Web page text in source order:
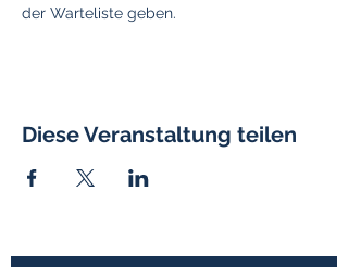
der Warteliste geben.
Diese Veranstaltung teilen